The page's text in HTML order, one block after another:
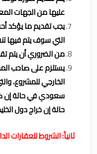
عليها من الجهات
يجب تقديم ما يؤكد
التي سوف يتم فيها
من الضروري أن يتم
يستلزم على صاحب
سعودي في حالة إن
حالة إن خراج دول الخليج تصل
ثانياً: الشروط للعقارات